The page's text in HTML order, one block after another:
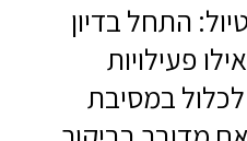
התחל בדיון
פעילויות
במסיבת